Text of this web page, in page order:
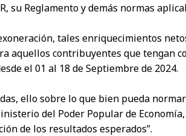
su Reglamento y demás normas
tales enriquecimientos
aquellos contribuyentes que tengan
el 01 al 18 de Septiembre de 2024.
ello sobre lo que bien pueda normar
del Poder Popular de
de los resultados esperados”.